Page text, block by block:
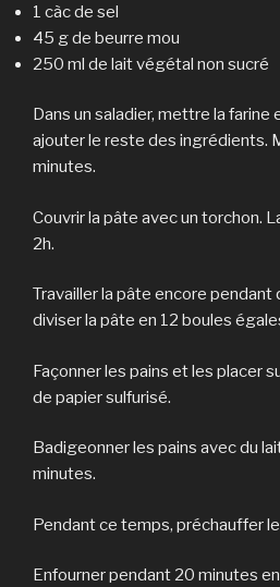
1 càc de sel
45 g de beurre mou
250 ml de lait végétal non sucré
Dans un saladier, mettre la farine
ajouter le reste des ingrédients.
minutes.
Couvrir la pâte avec un torchon.
2h.
Travailler la pâte encore pendant
diviser la pâte en 12 boules
Façonner les pains et les placer
de papier sulfurisé.
Badigeonner les pains avec du
minutes.
Pendant ce temps, préchauffer
Enfourner pendant 20 minutes